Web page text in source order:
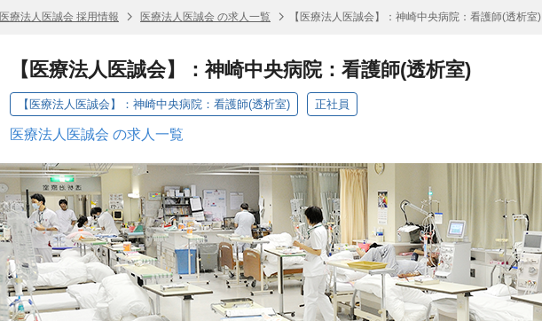
医療法人医誠会 採用情報 医療法人医誠会 の求人一覧 【医療法人医誠会】：神崎中央病院：看護師(透析室)
【医療法人医誠会】：神崎中央病院：看護師(透析室)
【医療法人医誠会】：神崎中央病院：看護師(透析室) 正社員
医療法人医誠会 の求人一覧